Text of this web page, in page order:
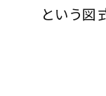
という図